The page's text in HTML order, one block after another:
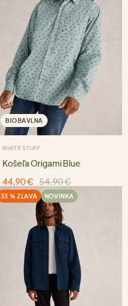
BIOBAVLNA
WHITE STUFF
Košeľa Origami Blue
44,90 €
54,90 €
33 % ZĽAVA NOVINKA